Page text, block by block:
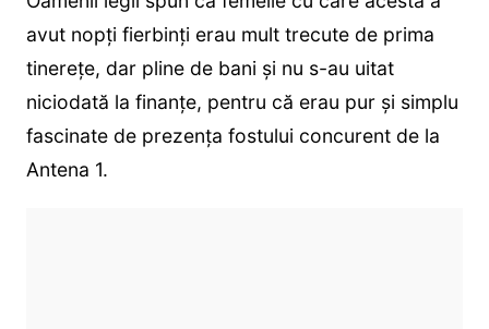
avut nopți fierbinți erau mult trecute de prima
tinerețe, dar pline de bani și nu s-au uitat
niciodată la finanțe, pentru că erau pur și simplu
fascinate de prezența fostului concurent de la
Antena 1.